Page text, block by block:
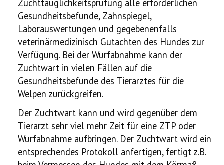
Zuchttauglichkeitsprüfung alle erforderlichen
Gesundheitsbefunde, Zahnspiegel,
Laborauswertungen und gegebenenfalls
veterinärmedizinisch Gutachten des Hundes zur
Verfügung. Bei der Wurfabnahme kann der
Zuchtwart in vielen Fällen auf die
Gesundheitsbefunde des Tierarztes für die
Welpen zurückgreifen.
Der Zuchtwart kann und wird gegenüber dem
Tierarzt sehr viel mehr Zeit für eine ZTP oder
Wurfabnahme aufbringen. Der Zuchtwart wird ein
entsprechendes Protokoll anfertigen, fertigt z.B.